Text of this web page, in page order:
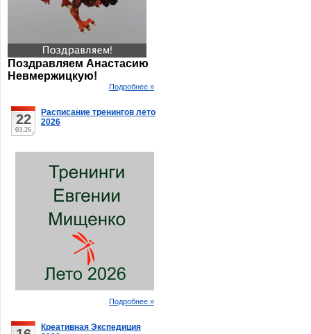
Поздравляем Анастасию
Невмержицкую!
Подробнее »
Расписание тренингов лето
2026
22
03.26
Подробнее »
Креативная Экспедиция